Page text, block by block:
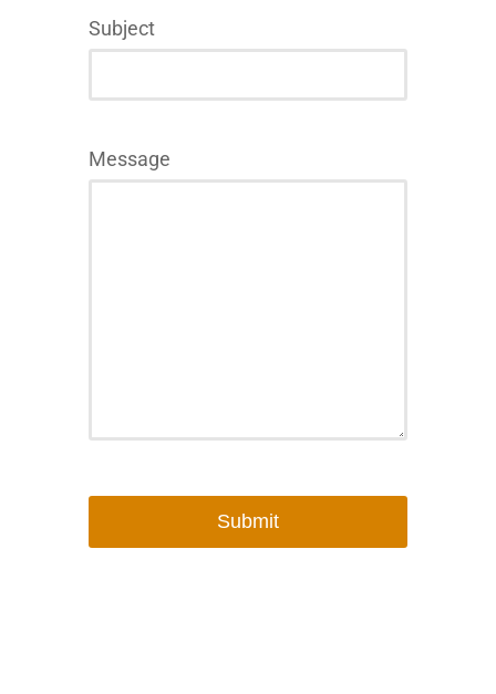
Subject
Message